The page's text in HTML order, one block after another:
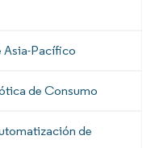
Asia-Pacífico
de Consumo
de